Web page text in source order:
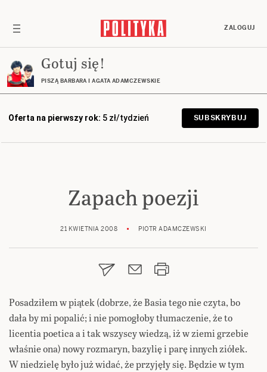
ZALOGUJ
Gotuj się!
PISZĄ BARBARA I AGATA ADAMCZEWSKIE
Oferta na pierwszy rok: 5 zł/tydzień SUBSKRYBUJ
Zapach poezji
21 KWIETNIA 2008 PIOTR ADAMCZEWSKI
Posadziłem w piątek (dobrze, że Basia tego nie czyta, bo
dała by mi popalić; i nie pomogłoby tłumaczenie, że to
licentia poetica a i tak wszyscy wiedzą, iż w ziemi grzebie
właśnie ona) nowy rozmaryn, bazylię i parę innych ziółek.
W niedzielę było już widać, że przyjęły się. Będzie w tym